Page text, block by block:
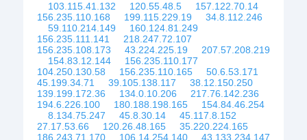
103.115.41.132
120.55.48.5
157.122.70.14
156.235.110.168
199.115.229.19
34.8.112.246
59.110.214.149
160.124.81.249
156.235.111.141
218.247.72.107
156.235.108.173
43.224.225.19
207.57.208.219
154.83.12.144
156.235.110.177
104.250.130.58
156.235.110.165
50.6.53.171
45.199.34.71
39.105.138.117
38.12.150.250
139.199.172.36
134.0.10.206
217.76.142.236
194.6.226.100
180.188.198.165
154.84.46.254
8.134.75.247
45.8.30.14
45.117.8.152
27.17.53.66
120.26.48.165
35.220.224.165
186.243.71.170
106.14.254.140
43.133.234.147